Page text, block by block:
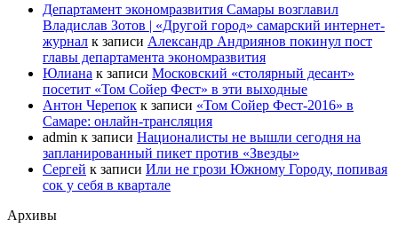
Департамент экономразвития Самары возглавил
Владислав Зотов | «Другой город» самарский интернет-
журнал к записи Александр Андриянов покинул пост
главы департамента экономразвития
Юлиана к записи Московский «столярный десант»
посетит «Том Сойер Фест» в эти выходные
Антон Черепок к записи «Том Сойер Фест-2016» в
Самаре: онлайн-трансляция
admin к записи Националисты не вышли сегодня на
запланированный пикет против «Звезды»
Сергей к записи Или не грози Южному Городу, попивая
сок у себя в квартале
Архивы